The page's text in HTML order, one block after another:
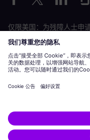
仅限美国：为残障人士申
劳工情况申请
Siemens Energy 是由